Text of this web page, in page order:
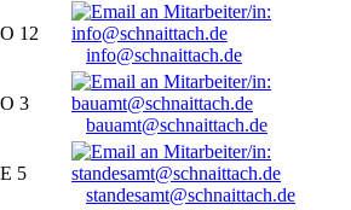
O 12
info@schnaittach.de
O 3
bauamt@schnaittach.de
E 5
standesamt@schnaittach.de